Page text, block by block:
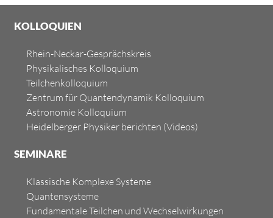
KOLLOQUIEN
Rhein-Neckar-Gesprächskreis
Physikalisches Kolloquium
Teilchenkolloquium
Zentrum für Quantendynamik Kolloquium
Astronomie Kolloquium
Heidelberger Physiker berichten (Videos)
SEMINARE
Klassische Komplexe Systeme
Quantensysteme
Fundamentale Teilchen und Wechselwirkungen